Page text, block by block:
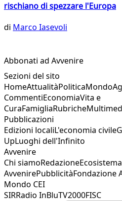
rischiano di spezzare l'Europa
di Marco Iasevoli
Abbonati ad Avvenire
Sezioni del sito
HomeAttualitàPoliticaMondo
CommentiEconomiaVita e
CuraFamigliaRubriche
Pubblicazioni
Edizioni localiL'economia civile
UpLuoghi dell'Infinito
Avvenire
Chi siamoRedazioneEcosistema
AvvenirePubblicitàFondazione
Mondo CEI
SIRRadio InBluTV2000FISC